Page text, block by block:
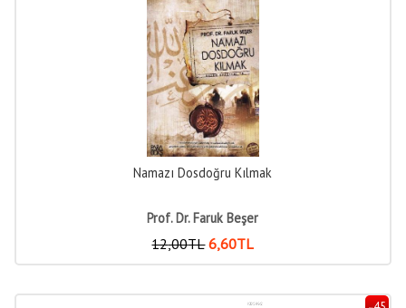
Namazı Dosdoğru Kılmak
Prof. Dr. Faruk Beşer
12,00TL 6,60TL